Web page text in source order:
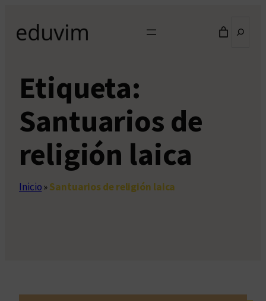
contenido
Etiqueta:
Santuarios de
religión laica
Inicio»Santuarios de religión laica